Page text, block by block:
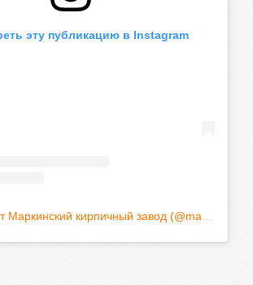
эту публикацию в Instagram